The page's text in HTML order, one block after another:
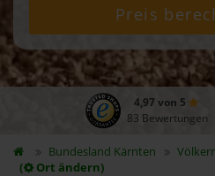
Preis
4,97 von 5
83 Bewertungen
Bundesland Kärnten
(
Ort ändern)